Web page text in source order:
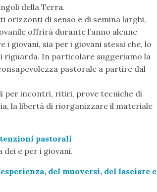
della Terra.
orizzonti di senso e di semina larghi,
offrirà durante l’anno alcune
giovani, sia per i giovani stessi che, lo
riguarda. In particolare suggeriamo la
pastorale a partire dal
per incontri, ritiri, prove tecniche di
la libertà di riorganizzare il materiale
pastorali
dei e per i giovani.
del muoversi, del lasciare e